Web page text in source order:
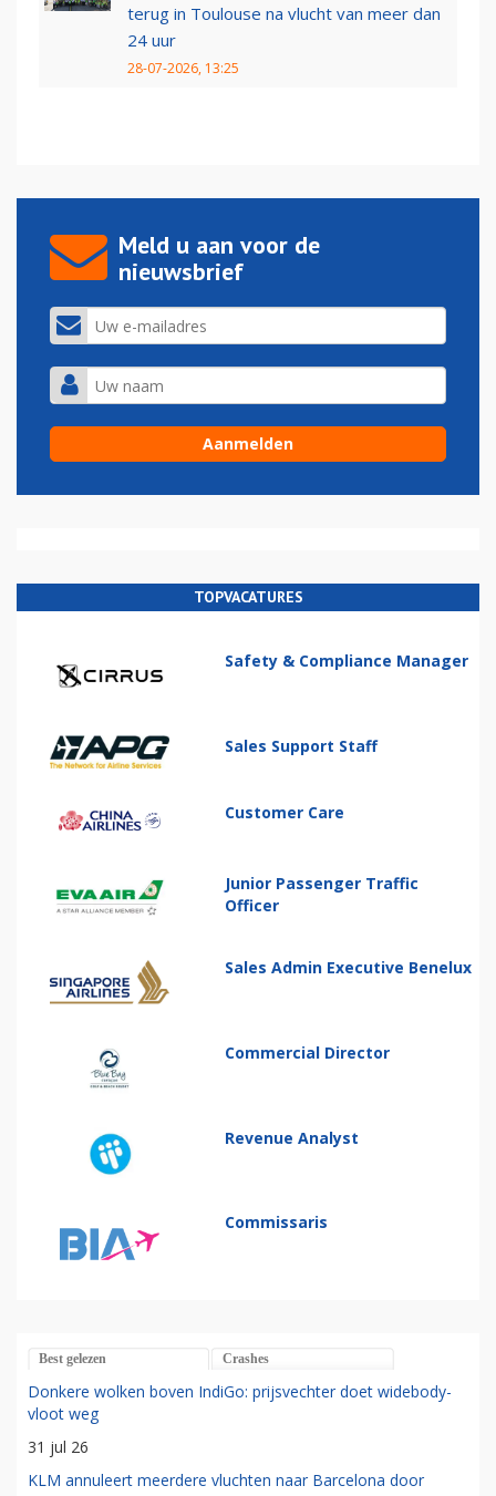
terug in Toulouse na vlucht van meer dan
24 uur
28-07-2026, 13:25
Meld u aan voor de
nieuwsbrief
TOPVACATURES
Safety & Compliance Manager
Sales Support Staff
Customer Care
Junior Passenger Traffic
Officer
Sales Admin Executive Benelux
Commercial Director
Revenue Analyst
Commissaris
Best gelezen Crashes
Donkere wolken boven IndiGo: prijsvechter doet widebody-
vloot weg
31 jul 26
KLM annuleert meerdere vluchten naar Barcelona door